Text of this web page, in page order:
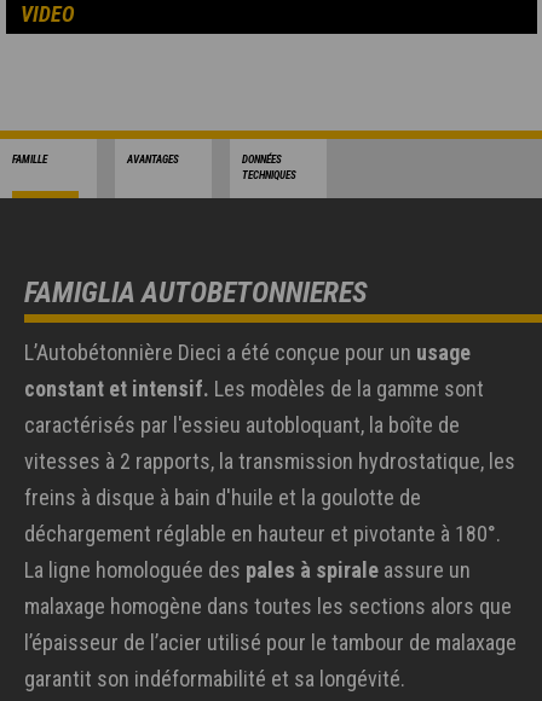
VIDEO
FAMILLE AVANTAGES
DONNÉES
TECHNIQUES
FAMIGLIA AUTOBETONNIERES
L’Autobétonnière Dieci a été conçue pour un usage
constant et intensif. Les modèles de la gamme sont
caractérisés par l'essieu autobloquant, la boîte de
vitesses à 2 rapports, la transmission hydrostatique, les
freins à disque à bain d'huile et la goulotte de
déchargement réglable en hauteur et pivotante à 180°.
La ligne homologuée des pales à spirale assure un
malaxage homogène dans toutes les sections alors que
l’épaisseur de l’acier utilisé pour le tambour de malaxage
garantit son indéformabilité et sa longévité.